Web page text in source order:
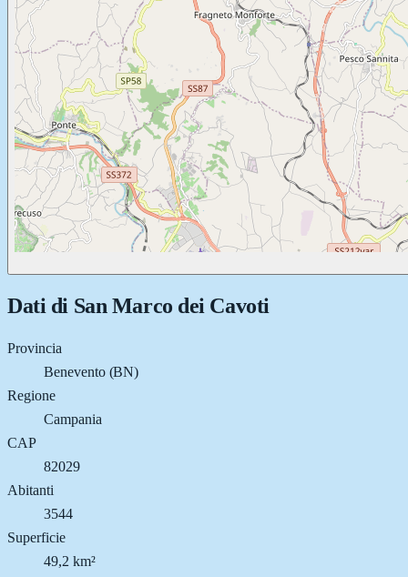
Dati di San Marco dei Cavoti
Provincia
Benevento (BN)
Regione
Campania
CAP
82029
Abitanti
3544
Superficie
49,2 km²